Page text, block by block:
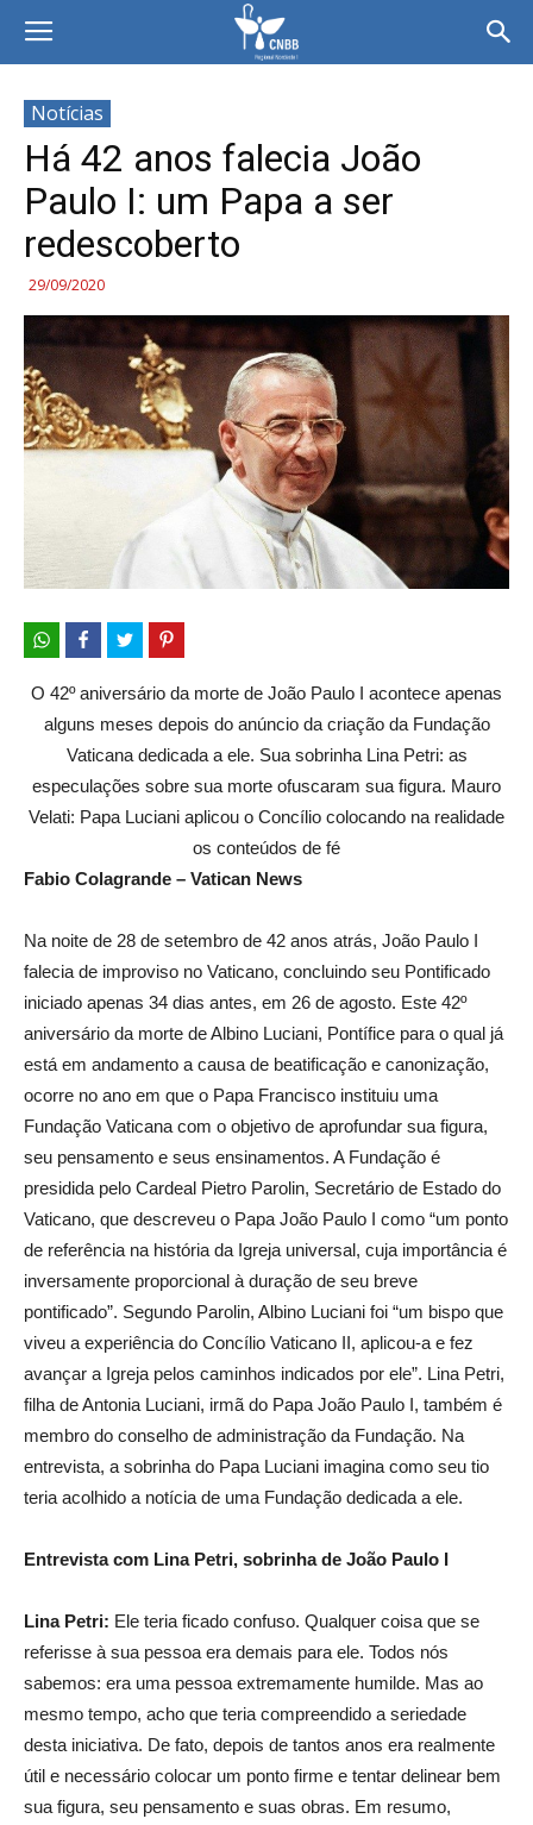
Notícias
Há 42 anos falecia João
Paulo I: um Papa a ser
redescoberto
29/09/2020
O 42º aniversário da morte de João Paulo I acontece apenas
alguns meses depois do anúncio da criação da Fundação
Vaticana dedicada a ele. Sua sobrinha Lina Petri: as
especulações sobre sua morte ofuscaram sua figura. Mauro
Velati: Papa Luciani aplicou o Concílio colocando na realidade
os conteúdos de fé
Fabio Colagrande – Vatican News
Na noite de 28 de setembro de 42 anos atrás, João Paulo I
falecia de improviso no Vaticano, concluindo seu Pontificado
iniciado apenas 34 dias antes, em 26 de agosto. Este 42º
aniversário da morte de Albino Luciani, Pontífice para o qual já
está em andamento a causa de beatificação e canonização,
ocorre no ano em que o Papa Francisco instituiu uma
Fundação Vaticana com o objetivo de aprofundar sua figura,
seu pensamento e seus ensinamentos. A Fundação é
presidida pelo Cardeal Pietro Parolin, Secretário de Estado do
Vaticano, que descreveu o Papa João Paulo I como “um ponto
de referência na história da Igreja universal, cuja importância é
inversamente proporcional à duração de seu breve
pontificado”. Segundo Parolin, Albino Luciani foi “um bispo que
viveu a experiência do Concílio Vaticano II, aplicou-a e fez
avançar a Igreja pelos caminhos indicados por ele”. Lina Petri,
filha de Antonia Luciani, irmã do Papa João Paulo I, também é
membro do conselho de administração da Fundação. Na
entrevista, a sobrinha do Papa Luciani imagina como seu tio
teria acolhido a notícia de uma Fundação dedicada a ele.
Entrevista com Lina Petri, sobrinha de João Paulo I
Lina Petri: Ele teria ficado confuso. Qualquer coisa que se
referisse à sua pessoa era demais para ele. Todos nós
sabemos: era uma pessoa extremamente humilde. Mas ao
mesmo tempo, acho que teria compreendido a seriedade
desta iniciativa. De fato, depois de tantos anos era realmente
útil e necessário colocar um ponto firme e tentar delinear bem
sua figura, seu pensamento e suas obras. Em resumo,